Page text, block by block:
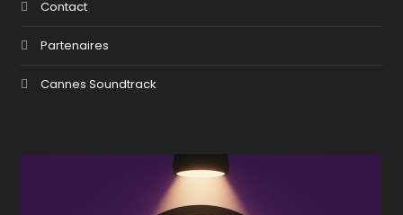
Contact
Partenaires
Cannes Soundtrack